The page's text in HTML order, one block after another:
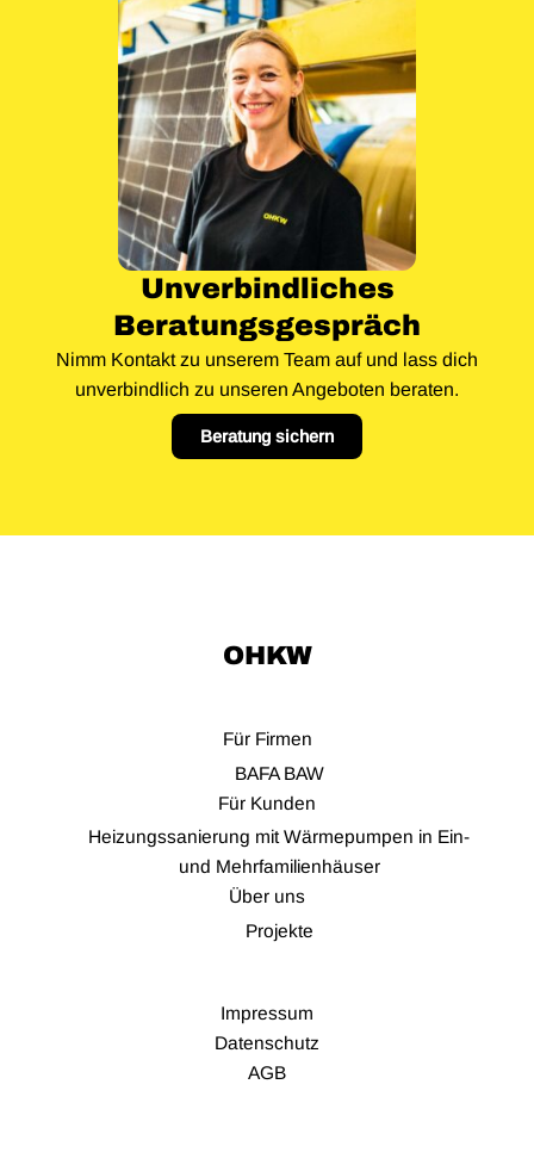
Unverbindliches
Beratungsgespräch
Nimm Kontakt zu unserem Team auf und lass dich
unverbindlich zu unseren Angeboten beraten.
Beratung sichern
OHKW
Für Firmen
BAFA BAW
Für Kunden
Heizungssanierung mit Wärmepumpen in Ein-
und Mehrfamilienhäuser
Über uns
Projekte
Impressum
Datenschutz
AGB